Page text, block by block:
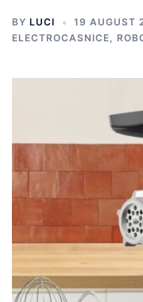
BY LUCI
19 AUGUST
ELECTROCASNICE,